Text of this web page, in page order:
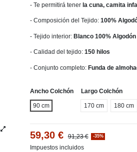
- Te permitirá tenerla cuna, camita
- Composición del Tejido:100%
- Tejido interior:Blanco 100% Algodón
- Calidad del tejido: 150 hilos
- Conjunto completo: Funda de
Ancho Colchón
90 cm
Largo Colchón
170 cm 180 cm
59,30 € 91,23 € -35%
Impuestos incluidos